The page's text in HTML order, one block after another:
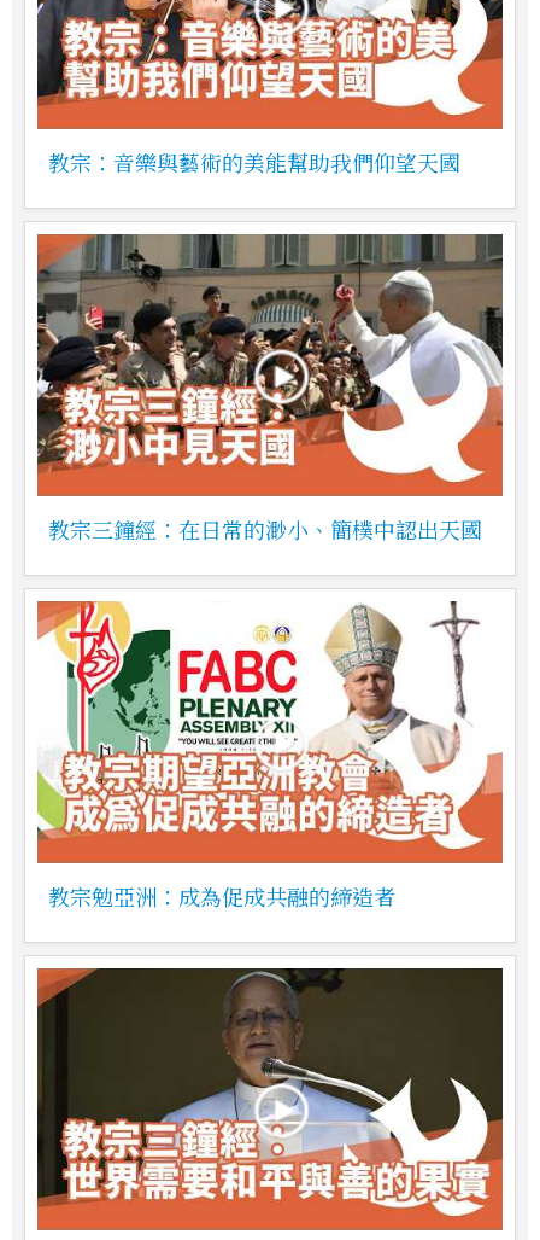
教宗：音樂與藝術的美能幫助我們仰望天國
教宗三鐘經：在日常的渺小、簡樸中認出天國
教宗勉亞洲：成為促成共融的締造者